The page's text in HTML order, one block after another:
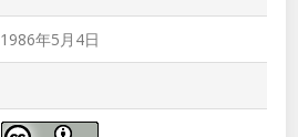
1986年5月4日